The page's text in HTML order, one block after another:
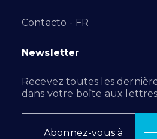
Contacto - FR
Newsletter
Recevez toutes les
dans votre boîte aux
Abonnez-vous à